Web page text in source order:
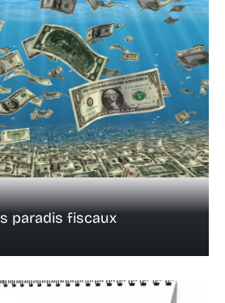
paradis fiscaux